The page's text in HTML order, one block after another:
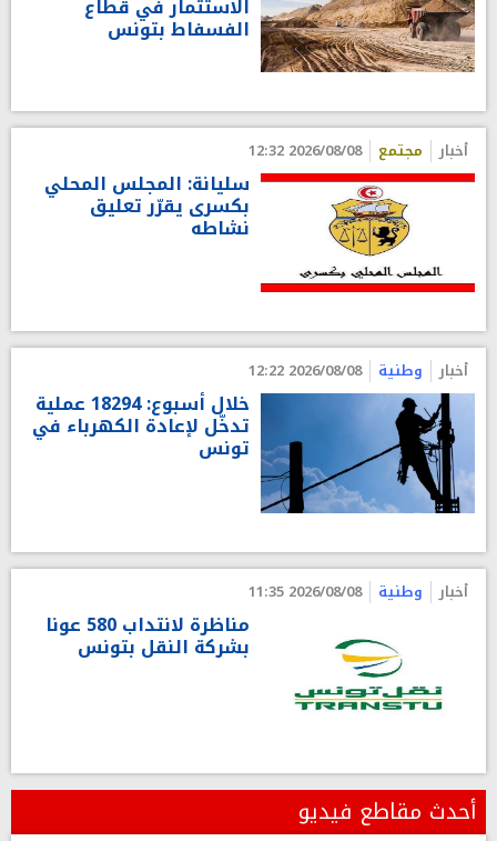
الاستثمار في قطاع
الفسفاط بتونس
أخبار مجتمع 2026/08/08 12:32
سليانة: المجلس المحلي
بكسرى يقرّر تعليق
نشاطه
أخبار وطنية 2026/08/08 12:22
خلال أسبوع: 18294 عملية
تدخّل لإعادة الكهرباء في
تونس
أخبار وطنية 2026/08/08 11:35
مناظرة لانتداب 580 عونا
بشركة النقل بتونس
أحدث مقاطع فيديو